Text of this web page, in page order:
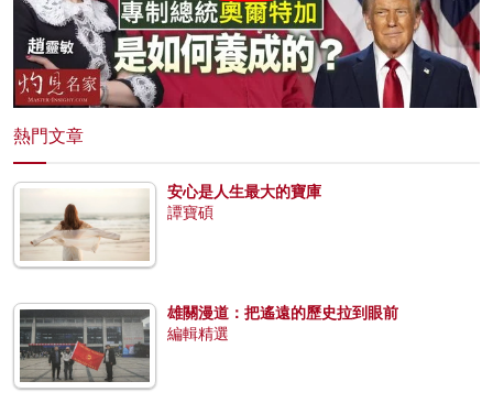
熱門文章
安心是人生最大的寶庫
譚寶碩
雄關漫道：把遙遠的歷史拉到眼前
編輯精選